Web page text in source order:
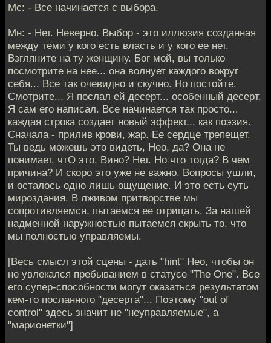
Мс: - Все начинается с выбора.
Мн: - Нет. Неверно. Выбор - это иллюзия созданная
между теми у кого есть власть и у кого ее нет.
Взгляните на ту женщину. Бог мой, вы только
посмотрите на нее... она волнует каждого вокруг
себя... Все так очевидно и скучно. Но постойте.
Смотрите... Я послал ей десерт... особенный десерт.
Я сам его написал. Все начинается так просто...
каждая строка создает новый эффект... как поэзия.
Сначала - прилив крови, жар. Ее сердце трепещет.
Ты ведь можешь это видеть, Нео, да? Она не
понимает, чтО это. Вино? Нет. Но что тогда? В чем
причина? И скоро это уже не важно. Вопросы ушли,
и осталось одно лишь ощущение. И это есть суть
мироздания. В лживом притворстве мы
сопротивляемся, пытаемся ее отрицать. За нашей
надменной наружностью пытаемся скрыть то, что
мы полностью управляемы.
[Весь смысл этой сцены - дать "hint" Нео, чтобы он
не увлекался пребыванием в статусе "The One". Все
его супер-способности могут оказаться результатом
кем-то посланного "десерта"... Поэтому "out of
control" здесь значит не "неуправляемые", а
"марионетки"]